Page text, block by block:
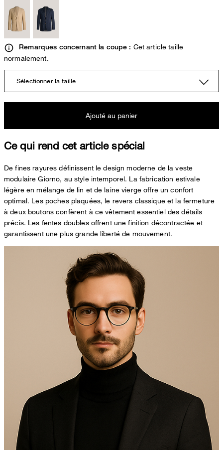
Remarques concernant la coupe : Cet article taille
normalement.
Sélectionner la taille
Ajouté au panier
Ce qui rend cet article spécial
De fines rayures définissent le design moderne de la veste
modulaire Giorno, au style intemporel. La fabrication estivale
légère en mélange de lin et de laine vierge offre un confort
optimal. Les poches plaquées, le revers classique et la fermeture
à deux boutons confèrent à ce vêtement essentiel des détails
précis. Les fentes doubles offrent une finition décontractée et
garantissent une plus grande liberté de mouvement.